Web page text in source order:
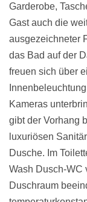
Garderobe,
Gast auch die
ausgezeichneter
das Bad auf der
freuen sich über
Kameras
gibt der Vorhang
luxuriösen
Dusche. Im
Wash Dusch-WC
Duschraum